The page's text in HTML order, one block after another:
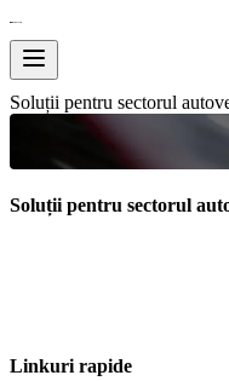
Soluții pentru sectorul
Soluții pentru sectorul
Linkuri rapide